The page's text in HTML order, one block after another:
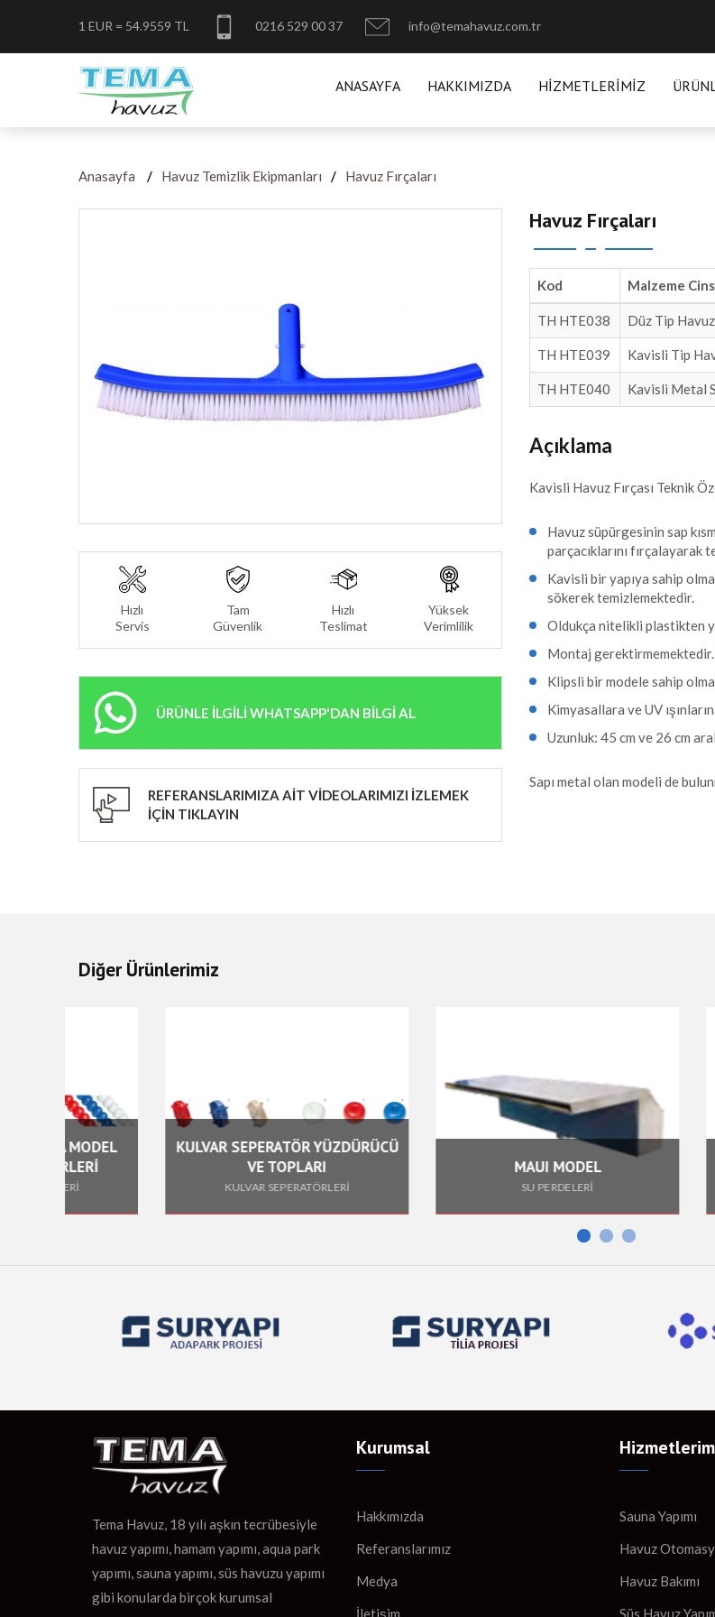
1 EUR = 54.9559 TL 0216 529 00 37 info@temahavuz.com.tr
ANASAYFA HAKKIMIZDA HIZMETLERIMIZ
Anasayfa Havuz Temizlik Ekipmanları Havuz Fırçaları
Hızlı
Servis
Tam
Güvenlik
Hızlı
Teslimat
Yüksek
Verimlilik
ÜRÜNLE İLGİLİ WHATSAPP'DAN BİLGİ AL
REFERANSLARIMIZA AİT VİDEOLARIMIZI İZLEMEK
İÇİN TIKLAYIN
Havuz Fırçaları
Kod Malzeme
TH HTE038 Düz Tip Havuz
TH HTE039 Kavisli Tip
TH HTE040 Kavisli Metal
Açıklama
Kavisli Havuz Fırçası Teknik
Havuz süpürgesinin sap
parçacıklarını fırçalayarak
Kavisli bir yapıya sahip
sökerek temizlemektedir.
Oldukça nitelikli plastikten
Montaj gerektirmemektedir.
Klipsli bir modele sahip
Kimyasallara ve UV
Uzunluk: 45 cm ve 26 cm
Sapı metal olan modeli de
Diğer Ürünlerimiz
KULVAR SEPERATÖR YÜZDÜRÜCÜ
VE TOPLARI
KULVAR SEPERATÖRLERİ
MAUI MODEL
Tema Havuz, 18 yılı aşkın tecrübesiyle
havuz yapımı, hamam yapımı, aqua park
yapımı, sauna yapımı, süs havuzu yapımı
gibi konularda birçok kurumsal
Kurumsal
Hakkımızda
Referanslarımız
Medya
İletişim
Sauna Yapımı
Havuz
Havuz Bakımı
Süs Havuz